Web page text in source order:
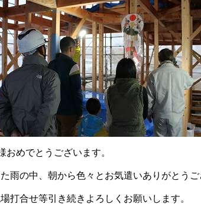
おめでとうございます。
た雨の中、朝から色々とお気遣いありがとうご
打合せ等引き続きよろしくお願いします。